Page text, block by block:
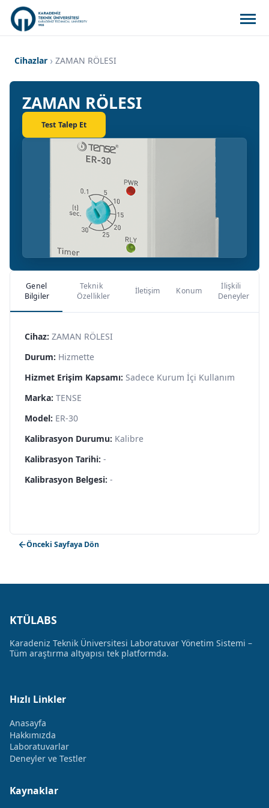
Cihazlar ZAMAN RÖLESI
ZAMAN RÖLESI
Test Talep Et
Genel
Bilgiler
Teknik
Özellikler
İletişim Konum
İlişkili
Deneyler
Cihaz: ZAMAN RÖLESI
Durum: Hizmette
Hizmet Erişim Kapsamı: Sadece Kurum İçi Kullanım
Marka: TENSE
Model: ER-30
Kalibrasyon Durumu: Kalibre
Kalibrasyon Tarihi: -
Kalibrasyon Belgesi: -
Önceki Sayfaya Dön
KTÜLABS
Karadeniz Teknik Üniversitesi Laboratuvar Yönetim Sistemi –
Tüm araştırma altyapısı tek platformda.
Hızlı Linkler
Anasayfa
Hakkımızda
Laboratuvarlar
Deneyler ve Testler
Kaynaklar